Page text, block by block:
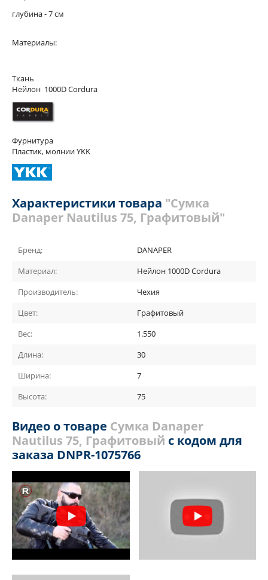
глубина - 7 см
Материалы:
Ткань
Нейлон 1000D Cordura
Фурнитура
Пластик, молнии YKK
Характеристики товара "Сумка
Danaper Nautilus 75, Графитовый"
Бренд:
DANAPER
Материал:
Нейлон 1000D Cordura
Производитель:
Чехия
Цвет:
Графитовый
Вес:
1.550
Длина:
30
Ширина:
7
Высота:
75
Видео о товаре Сумка Danaper
Nautilus 75, Графитовый с кодом для
заказа DNPR-1075766